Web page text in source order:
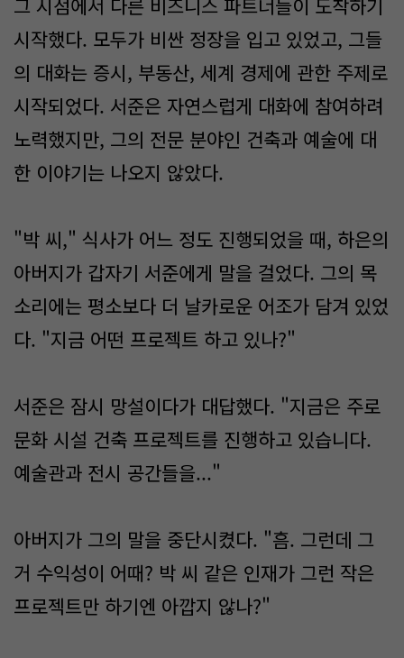
그 시점에서 다른 비즈니스 파트너들이 도착하기
시작했다. 모두가 비싼 정장을 입고 있었고, 그들
의 대화는 증시, 부동산, 세계 경제에 관한 주제로
시작되었다. 서준은 자연스럽게 대화에 참여하려
노력했지만, 그의 전문 분야인 건축과 예술에 대
한 이야기는 나오지 않았다.
"박 씨," 식사가 어느 정도 진행되었을 때, 하은의
아버지가 갑자기 서준에게 말을 걸었다. 그의 목
소리에는 평소보다 더 날카로운 어조가 담겨 있었
다. "지금 어떤 프로젝트 하고 있나?"
서준은 잠시 망설이다가 대답했다. "지금은 주로
문화 시설 건축 프로젝트를 진행하고 있습니다.
예술관과 전시 공간들을..."
아버지가 그의 말을 중단시켰다. "흠. 그런데 그
거 수익성이 어때? 박 씨 같은 인재가 그런 작은
프로젝트만 하기엔 아깝지 않나?"